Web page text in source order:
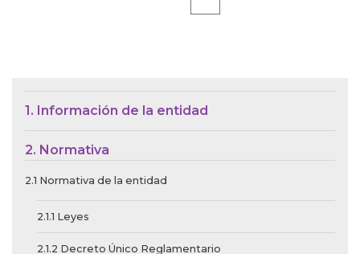
Menú de Contexto de Ley de
1. Información de la entidad
2. Normativa
2.1 Normativa de la entidad
2.1.1 Leyes
2.1.2 Decreto Único Reglamentario
página